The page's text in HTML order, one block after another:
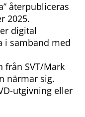
återpubliceras
2025.
digital
i samband med
SVT/Mark
närmar sig.
utgivning eller